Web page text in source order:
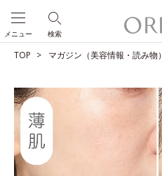
検索
メニュー
TOP マガジン（美容情報・読み物）